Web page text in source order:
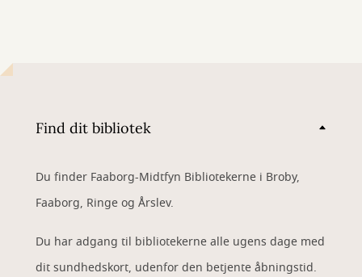
Find dit bibliotek
Du finder Faaborg-Midtfyn Bibliotekerne i Broby,
Faaborg, Ringe og Årslev.
Du har adgang til bibliotekerne alle ugens dage med
dit sundhedskort, udenfor den betjente åbningstid.